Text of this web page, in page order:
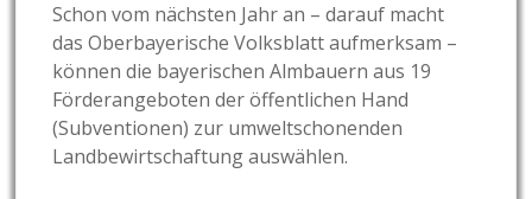
Schon vom nächsten Jahr an – darauf macht
das Oberbayerische Volksblatt aufmerksam –
können die bayerischen Almbauern aus 19
Förderangeboten der öffentlichen Hand
(Subventionen) zur umweltschonenden
Landbewirtschaftung auswählen.